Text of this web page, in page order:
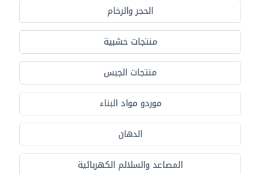
الحجر والرخام
منتجات خشبية
منتجات الجبس
موردو مواد البناء
الدهان
المصاعد والسلالم الكهربائية